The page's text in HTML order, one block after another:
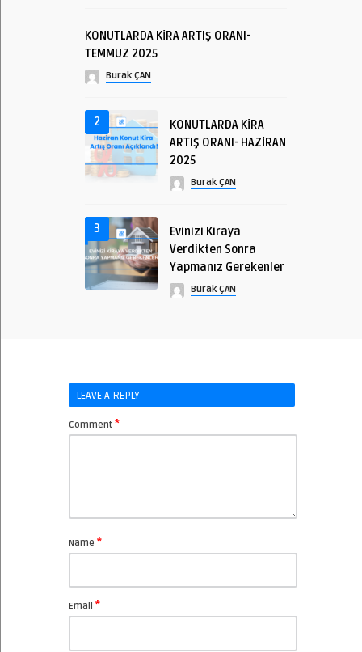
KONUTLARDA KİRA ARTIŞ ORANI-
TEMMUZ 2025
Burak ÇAN
2
KONUTLARDA KİRA
ARTIŞ ORANI- HAZİRAN
2025
Burak ÇAN
3
Evinizi Kiraya
Verdikten Sonra
Yapmanız Gerekenler
Burak ÇAN
LEAVE A REPLY
Comment *
Name *
Email *